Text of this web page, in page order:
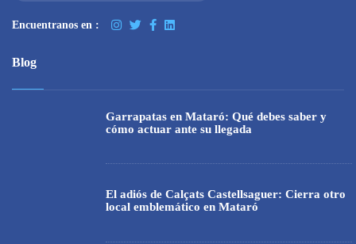
Encuentranos en :
Blog
Garrapatas en Mataró: Qué debes saber y
cómo actuar ante su llegada
El adiós de Calçats Castellsaguer: Cierra otro
local emblemático en Mataró